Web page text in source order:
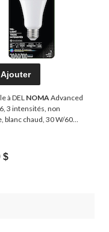
Ajouter
à DEL NOMA Advanced
3 intensités, non
blanc chaud, 30 W/60
$